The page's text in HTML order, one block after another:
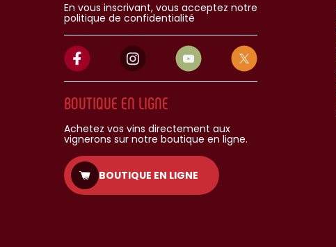
En vous inscrivant, vous acceptez notre
politique de confidentialité
BOUTIQUE EN LIGNE
Achetez vos vins directement aux
vignerons sur notre boutique en ligne.
BOUTIQUE EN LIGNE